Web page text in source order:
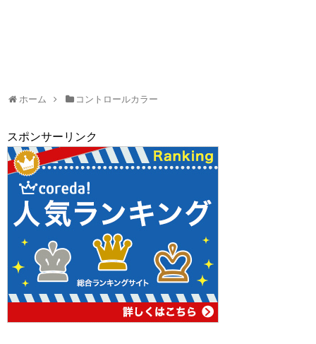
ホーム コントロールカラー
スポンサーリンク